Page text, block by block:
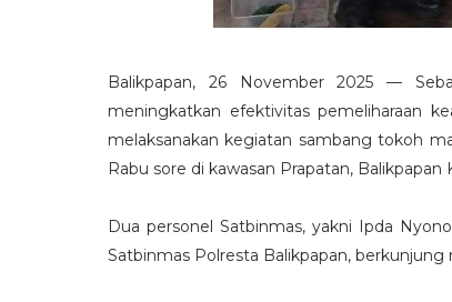
Balikpapan, 26 November 2025 —
meningkatkan efektivitas pemeliharaan
melaksanakan kegiatan sambang tokoh
Rabu sore di kawasan Prapatan, Balikpapan
Dua personel Satbinmas, yakni Ipda Nyono
Satbinmas Polresta Balikpapan,